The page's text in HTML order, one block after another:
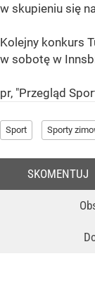
w skupieniu się
Kolejny konkurs
w sobotę w
pr, "Przegląd
Sport Sporty
SKOMENTUJ